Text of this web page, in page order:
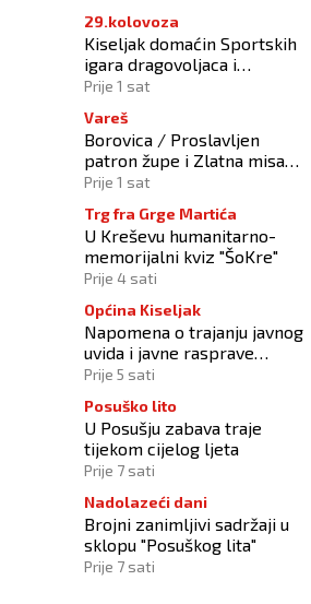
29.kolovoza
Kiseljak domaćin Sportskih
igara dragovoljaca i
veterana HVO-a ŽSB i Dana
Prije 1 sat
Vareš
Borovica / Proslavljen
patron župe i Zlatna misa
vlč. Mije Matoševića
Prije 1 sat
Trg fra Grge Martića
U Kreševu humanitarno-
memorijalni kviz "ŠoKre"
Prije 4 sati
Općina Kiseljak
Napomena o trajanju javnog
uvida i javne rasprave
rasprave o Nacrtu
Prije 5 sati
Posuško lito
U Posušju zabava traje
tijekom cijelog ljeta
Prije 7 sati
Nadolazeći dani
Brojni zanimljivi sadržaji u
sklopu "Posuškog lita"
Prije 7 sati